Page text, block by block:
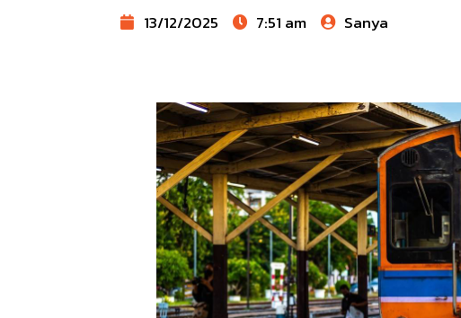
13/12/2025 7:51 am Sanya